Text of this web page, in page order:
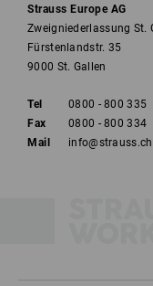
Strauss Europe AG
Zweigniederlassung St.
Fürstenlandstr. 35
9000 St. Gallen
Tel
0800 - 800 335
Fax
0800 - 800 334
Mail
info@strauss.ch